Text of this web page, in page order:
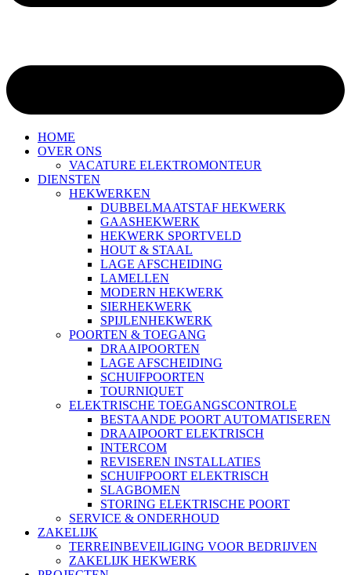
HOME
OVER ONS
VACATURE ELEKTROMONTEUR
DIENSTEN
HEKWERKEN
DUBBELMAATSTAF HEKWERK
GAASHEKWERK
HEKWERK SPORTVELD
HOUT & STAAL
LAGE AFSCHEIDING
LAMELLEN
MODERN HEKWERK
SIERHEKWERK
SPIJLENHEKWERK
POORTEN & TOEGANG
DRAAIPOORTEN
LAGE AFSCHEIDING
SCHUIFPOORTEN
TOURNIQUET
ELEKTRISCHE TOEGANGSCONTROLE
BESTAANDE POORT AUTOMATISEREN
DRAAIPOORT ELEKTRISCH
INTERCOM
REVISEREN INSTALLATIES
SCHUIFPOORT ELEKTRISCH
SLAGBOMEN
STORING ELEKTRISCHE POORT
SERVICE & ONDERHOUD
ZAKELIJK
TERREINBEVEILIGING VOOR BEDRIJVEN
ZAKELIJK HEKWERK